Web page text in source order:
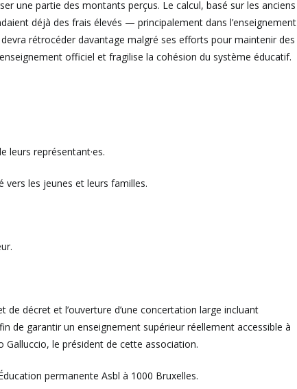
une partie des montants perçus. Le calcul, basé sur les anciens
déjà des frais élevés — principalement dans l’enseignement
rétrocéder davantage malgré ses efforts pour maintenir des
officiel et fragilise la cohésion du système éducatif.
leurs représentant·es.
vers les jeunes et leurs familles.
décret et l’ouverture d’une concertation large incluant
de garantir un enseignement supérieur réellement accessible à
le président de cette association.
permanente Asbl à 1000 Bruxelles.